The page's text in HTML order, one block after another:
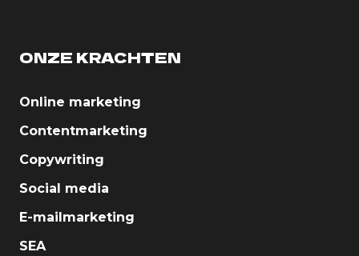
ONZE KRACHTEN
Online marketing
Contentmarketing
Copywriting
Social media
E-mailmarketing
SEA